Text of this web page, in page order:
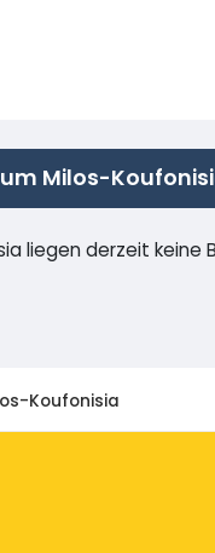
Milos-
liegen derzeit keine
Koufonisia